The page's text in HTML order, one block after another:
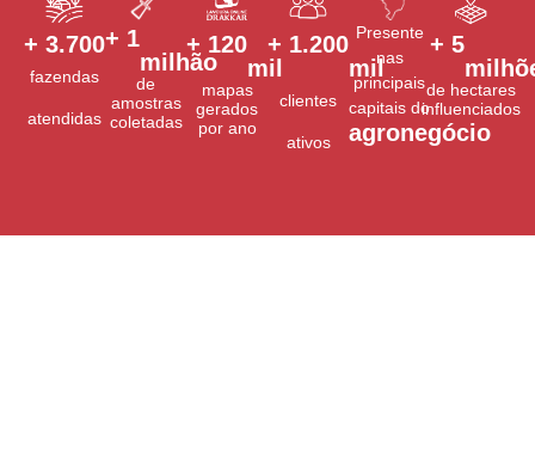
fazendas
atendidas
+ 3.700
de
amostras
coletadas
+ 1
milhão
mapas
gerados
por ano
+ 120
mil
clientes
ativos
+ 1.200
mil
Presente
nas
principais
capitais do
agronegócio
de hectares
influenciados
+ 5